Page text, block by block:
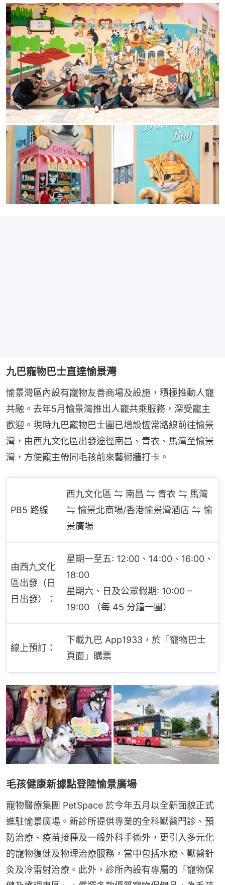
九巴寵物巴士直達愉景灣
愉景灣區內設有寵物友善商場及設施，積極推動人寵
共融。去年5月愉景灣推出人寵共乘服務，深受寵主
歡迎。現時九巴寵物巴士團已增設恆常路線前往愉景
灣，由西九文化區出發途徑南昌、青衣、馬灣至愉景
灣，方便寵主帶同毛孩前來藝術牆打卡。
PB5 路線
西九文化區 ⇋ 南昌 ⇋ 青衣 ⇋ 馬灣
⇋ 愉景北商場/香港愉景灣酒店 ⇋ 愉
景廣場
由西九文化
區出發（日
日出發）：
星期一至五: 12:00、14:00、16:00、
18:00
星期六、日及公眾假期: 10:00 –
19:00 （每 45 分鐘一團）
線上預訂：
下載九巴 App1933，於「寵物巴士
頁面」購票
毛孩健康新據點登陸愉景廣場
寵物醫療集團 PetSpace 於今年五月以全新面貌正式
進駐愉景廣場。新診所提供專業的全科獸醫門診、預
防治療、疫苗接種及一般外科手術外，更引入多元化
的寵物復健及物理治療服務，當中包括水療、獸醫針
灸及冷雷射治療。此外，診所內設有專屬的「寵物保